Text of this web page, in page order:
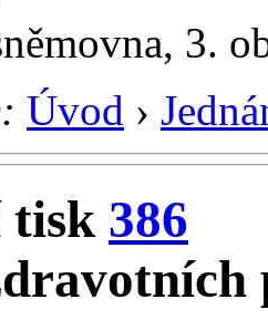
3.
Úvod ›
tisk 386